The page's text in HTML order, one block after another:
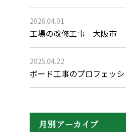
2026.04.01
工場の改修工事 大阪市
2025.04.22
ボード工事のプロフェッ
月別アーカイブ